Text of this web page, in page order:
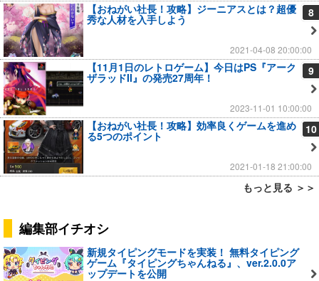
8
【おねがい社長！攻略】ジーニアスとは？超優
秀な人材を入手しよう
2021-04-08 20:00:00
9
【11月1日のレトロゲーム】今日はPS『アーク
ザラッドII』の発売27周年！
2023-11-01 10:00:00
10
【おねがい社長！攻略】効率良くゲームを進め
る5つのポイント
2021-01-18 21:00:00
もっと見る ＞＞
編集部イチオシ
新規タイピングモードを実装！ 無料タイピング
ゲーム『タイピングちゃんねる』、ver.2.0.0ア
ップデートを公開